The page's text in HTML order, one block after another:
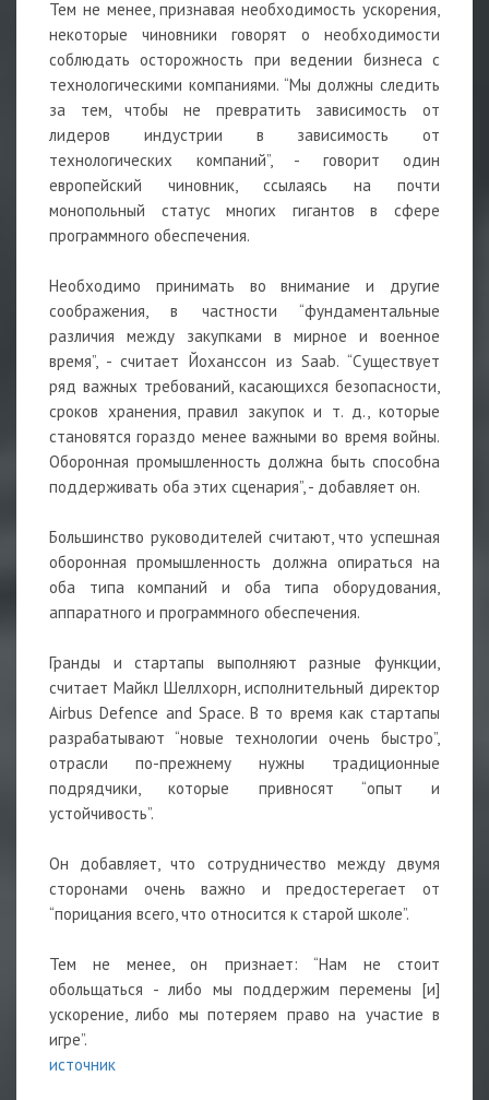
Тем не менее, признавая необходимость ускорения,
некоторые чиновники говорят о необходимости
соблюдать осторожность при ведении бизнеса с
технологическими компаниями. “Мы должны следить
за тем, чтобы не превратить зависимость от
лидеров индустрии в зависимость от
технологических компаний”, - говорит один
европейский чиновник, ссылаясь на почти
монопольный статус многих гигантов в сфере
программного обеспечения.
Необходимо принимать во внимание и другие
соображения, в частности “фундаментальные
различия между закупками в мирное и военное
время”, - считает Йоханссон из Saab. “Существует
ряд важных требований, касающихся безопасности,
сроков хранения, правил закупок и т. д., которые
становятся гораздо менее важными во время войны.
Оборонная промышленность должна быть способна
поддерживать оба этих сценария”, - добавляет он.
Большинство руководителей считают, что успешная
оборонная промышленность должна опираться на
оба типа компаний и оба типа оборудования,
аппаратного и программного обеспечения.
Гранды и стартапы выполняют разные функции,
считает Майкл Шеллхорн, исполнительный директор
Airbus Defence and Space. В то время как стартапы
разрабатывают “новые технологии очень быстро”,
отрасли по-прежнему нужны традиционные
подрядчики, которые привносят “опыт и
устойчивость”.
Он добавляет, что сотрудничество между двумя
сторонами очень важно и предостерегает от
“порицания всего, что относится к старой школе”.
Тем не менее, он признает: “Нам не стоит
обольщаться - либо мы поддержим перемены [и]
ускорение, либо мы потеряем право на участие в
игре”.
источник